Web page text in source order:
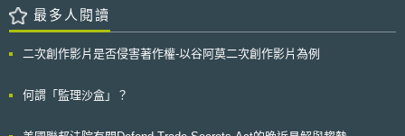
何證據顯示奈米產品對人體有危害，因此，歐盟官方在採取強制標示相關規
定以前如擬暫停奈米產品的生產亦可能遭遇極大阻力，然而Magnette同時
表示，如對奈米產品採取「沒有（安全）證據就沒有市場（no data, no
產方不盡力將奈米產品的潛在風險降到最低，奈米產品可能如同基改作物
委會（The European Commission）將完成第二輪的歐盟法規檢視，執委
評價。企畫委員會」選擇十二項議題進行充分的討論，並以此十二項議題作
為制定今年度「智慧財產推進計畫2014」的基礎。 此外，委員會並針
置特別任務小組，列為「智慧財產戰略本部最重點的五支柱」，分別為：
小、新創企業和大學的海外智財活動支援；4、數位內容的海外拓展及與搏
最多人閱讀
二次創作影片是否侵害著作權-以谷阿莫二次創作影片為例
何謂「監理沙盒」？